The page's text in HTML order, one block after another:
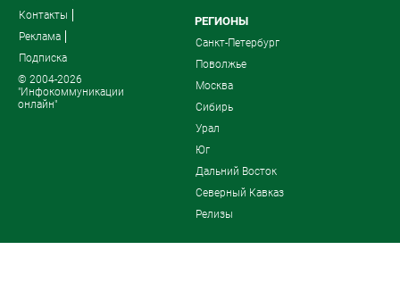
Контакты
Реклама
Подписка
© 2004-2026
"Инфокоммуникации
онлайн"
РЕГИОНЫ
Санкт-Петербург
Поволжье
Москва
Сибирь
Урал
Юг
Дальний Восток
Северный Кавказ
Релизы